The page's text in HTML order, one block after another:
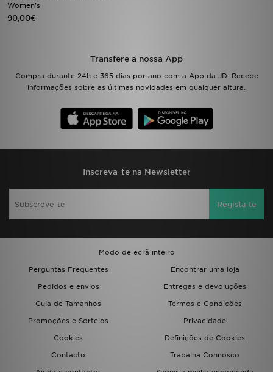
Women's
90,00€
Transfere a nossa App
Compra durante 24h e 365 dias por ano com a App da JD. Recebe
informações sobre as últimas novidades em qualquer altura.
Inscreva-te na Newsletter
Regista-te
Modo de ecrã inteiro
Perguntas Frequentes
Encontrar uma loja
Pedidos e envios
Entregas e devoluções
Guia de Tamanhos
Termos e Condições
Promoções e Sorteios
Privacidade
Cookies
Definições de Cookies
Contacto
Trabalha Connosco
ATENÇÃO AO CLIENTE
TRABALHA CONNOSCO